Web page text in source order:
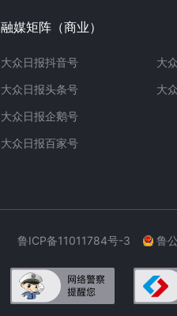
融媒矩阵（商业）
大众日报抖音号
大众日报头条号
大众日报企鹅号
大众日报百家号
大
大
鲁ICP备11011784号-3 鲁